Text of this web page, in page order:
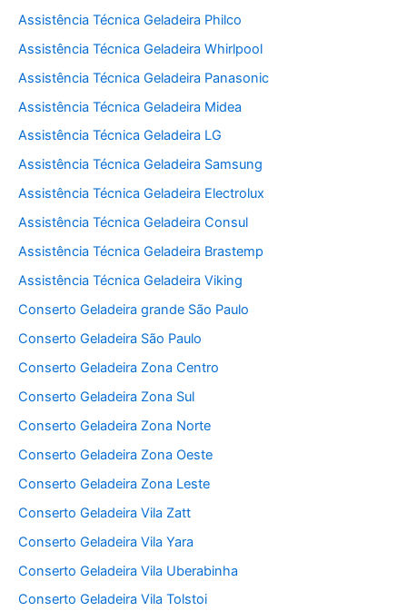
Assistência Técnica Geladeira Philco
Assistência Técnica Geladeira Whirlpool
Assistência Técnica Geladeira Panasonic
Assistência Técnica Geladeira Midea
Assistência Técnica Geladeira LG
Assistência Técnica Geladeira Samsung
Assistência Técnica Geladeira Electrolux
Assistência Técnica Geladeira Consul
Assistência Técnica Geladeira Brastemp
Assistência Técnica Geladeira Viking
Conserto Geladeira grande São Paulo
Conserto Geladeira São Paulo
Conserto Geladeira Zona Centro
Conserto Geladeira Zona Sul
Conserto Geladeira Zona Norte
Conserto Geladeira Zona Oeste
Conserto Geladeira Zona Leste
Conserto Geladeira Vila Zatt
Conserto Geladeira Vila Yara
Conserto Geladeira Vila Uberabinha
Conserto Geladeira Vila Tolstoi